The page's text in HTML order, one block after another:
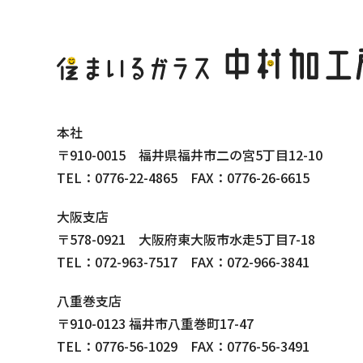
本社
〒910-0015 福井県福井市二の宮5丁目12-10
TEL：0776-22-4865 FAX：0776-26-6615
大阪支店
〒578-0921 大阪府東大阪市水走5丁目7-18
TEL：072-963-7517 FAX：072-966-3841
八重巻支店
〒910-0123 福井市八重巻町17-47
TEL：0776-56-1029 FAX：0776-56-3491